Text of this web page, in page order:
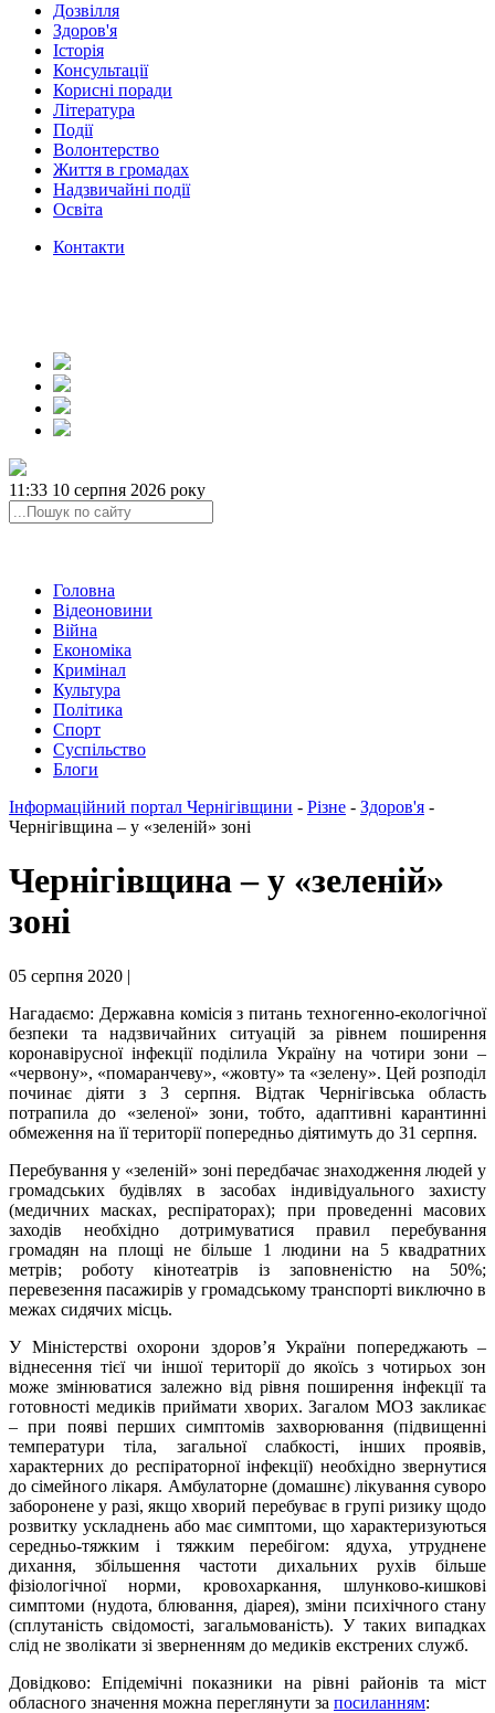
Дозвілля
Здоров'я
Історія
Консультації
Корисні поради
Література
Події
Волонтерство
Життя в громадах
Надзвичайні події
Освіта
Контакти
11:33 10 серпня 2026 року
Головна
Відеоновини
Війна
Економіка
Кримінал
Культура
Політика
Спорт
Суспільство
Блоги
Інформаційний портал Чернігівщини - Різне - Здоров'я -
Чернігівщина – у «зеленій» зоні
Чернігівщина – у «зеленій»
зоні
05 серпня 2020 |
Нагадаємо: Державна комісія з питань техногенно-екологічної
безпеки та надзвичайних ситуацій за рівнем поширення
коронавірусної інфекції поділила Україну на чотири зони –
«червону», «помаранчеву», «жовту» та «зелену». Цей розподіл
починає діяти з 3 серпня. Відтак Чернігівська область
потрапила до «зеленої» зони, тобто, адаптивні карантинні
обмеження на її території попередньо діятимуть до 31 серпня.
Перебування у «зеленій» зоні передбачає знаходження людей у
громадських будівлях в засобах індивідуального захисту
(медичних масках, респіраторах); при проведенні масових
заходів необхідно дотримуватися правил перебування
громадян на площі не більше 1 людини на 5 квадратних
метрів; роботу кінотеатрів із заповненістю на 50%;
перевезення пасажирів у громадському транспорті виключно в
межах сидячих місць.
У Міністерстві охорони здоров’я України попереджають –
віднесення тієї чи іншої території до якоїсь з чотирьох зон
може змінюватися залежно від рівня поширення інфекції та
готовності медиків приймати хворих. Загалом МОЗ закликає
– при появі перших симптомів захворювання (підвищенні
температури тіла, загальної слабкості, інших проявів,
характерних до респіраторної інфекції) необхідно звернутися
до сімейного лікаря. Амбулаторне (домашнє) лікування суворо
заборонене у разі, якщо хворий перебуває в групі ризику щодо
розвитку ускладнень або має симптоми, що характеризуються
середньо-тяжким і тяжким перебігом: ядуха, утруднене
дихання, збільшення частоти дихальних рухів більше
фізіологічної норми, кровохаркання, шлунково-кишкові
симптоми (нудота, блювання, діарея), зміни психічного стану
(сплутаність свідомості, загальмованість). У таких випадках
слід не зволікати зі зверненням до медиків екстрених служб.
Довідково: Епідемічні показники на рівні районів та міст
обласного значення можна переглянути за посиланням: